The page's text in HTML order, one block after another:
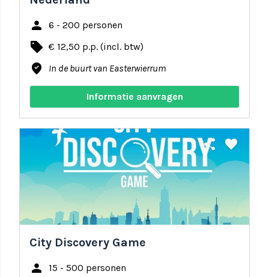
person 6 - 200 personen
local_offer € 12,50 p.p. (incl. btw)
where_to_vote In de buurt van Easterwierrum
Informatie aanvragen
share favorite
City Discovery Game
person 15 - 500 personen